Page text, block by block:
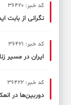
کد خبر: 36420
نگرانی از
کد خبر: 36421
ایران در مسیر
کد خبر: 36422
دوربین‌ها در